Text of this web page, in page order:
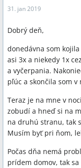
31. jan 2019
Dobrý deň,
donedávna som
asi 3x a niekedy 1x
a vyčerpania.
pľúc a skončila som v
Teraz je na mne v
zobudí a hneď si na
na druhú stranu, tak
Musím byť pri ňom,
Počas dňa nemá
prídem domov, tak